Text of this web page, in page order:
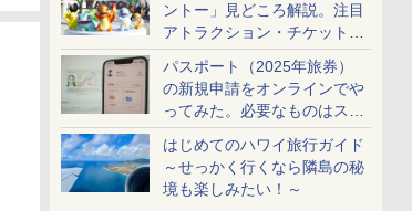
ントー」見どころ解説。注目
アトラクション・チケット手
配・来場前に必要な準備は？
パスポート（2025年旅券）
の新規申請をオンラインでや
ってみた。必要なものはスマ
ホとマイナカードのみ
はじめてのハワイ旅行ガイド
～せっかく行くなら隣島の秘
境も楽しみたい！～